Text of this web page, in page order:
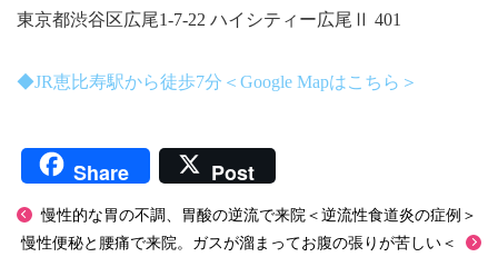
東京都渋谷区広尾1-7-22 ハイシティー広尾Ⅱ 401
◆JR恵比寿駅から徒歩7分＜Google Mapはこちら＞
Share Post
慢性的な胃の不調、胃酸の逆流で来院＜逆流性食道炎の症例＞
慢性便秘と腰痛で来院。ガスが溜まってお腹の張りが苦しい＜